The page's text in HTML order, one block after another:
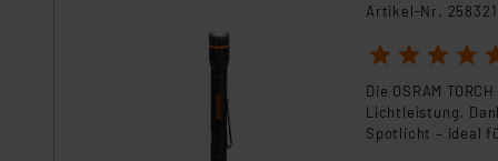
Artikel-Nr. 258321
1 2 3 4 5
Die OSRAM
Lichtleistung.
Spotlicht – ideal